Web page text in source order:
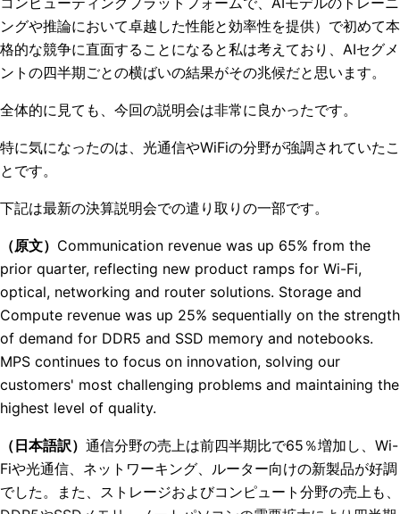
ングや推論において卓越した性能と効率性を提供）で初めて本
格的な競争に直面することになると私は考えており、AIセグメ
ントの四半期ごとの横ばいの結果がその兆候だと思います。
全体的に見ても、今回の説明会は非常に良かったです。
特に気になったのは、光通信やWiFiの分野が強調されていたこ
とです。
下記は最新の決算説明会での遣り取りの一部です。
（原文） Communication revenue was up 65% from the
prior quarter, reflecting new product ramps for Wi-Fi,
optical, networking and router solutions. Storage and
Compute revenue was up 25% sequentially on the strength
of demand for DDR5 and SSD memory and notebooks.
MPS continues to focus on innovation, solving our
customers' most challenging problems and maintaining the
highest level of quality.
（日本語訳） 通信分野の売上は前四半期比で65％増加し、Wi-
Fiや光通信、ネットワーキング、ルーター向けの新製品が好調
でした。また、ストレージおよびコンピュート分野の売上も、